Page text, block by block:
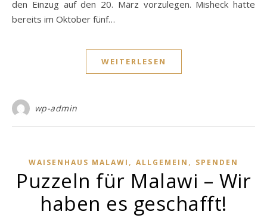
den Einzug auf den 20. März vorzulegen. Misheck hatte
bereits im Oktober fünf…
WEITERLESEN
wp-admin
WAISENHAUS MALAWI , ALLGEMEIN , SPENDEN
Puzzeln für Malawi – Wir
haben es geschafft!